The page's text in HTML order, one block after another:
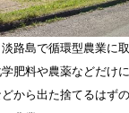
路島で循環型農業に
肥料や農薬などだけ
から出た捨てるはず